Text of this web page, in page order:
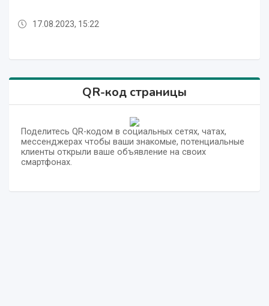
17.08.2023, 15:22
QR-код страницы
Поделитесь QR-кодом в социальных сетях, чатах,
мессенджерах чтобы ваши знакомые, потенциальные
клиенты открыли ваше объявление на своих
смартфонах.